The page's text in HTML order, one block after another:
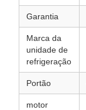
Garantia
Marca da
unidade de
refrigeração
Portão
motor